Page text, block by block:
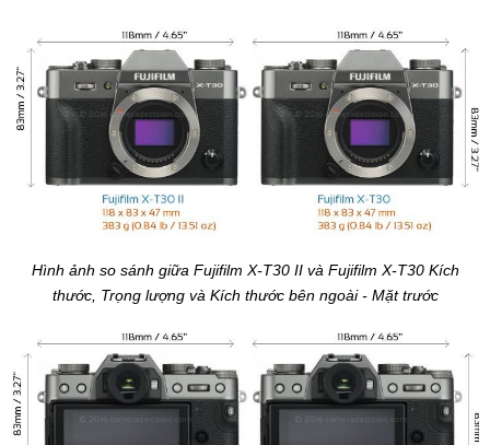
Hình ảnh so sánh giữa Fujifilm X-T30 II và Fujifilm X-T30 Kích
thước, Trọng lượng và Kích thước bên ngoài - Mặt trước